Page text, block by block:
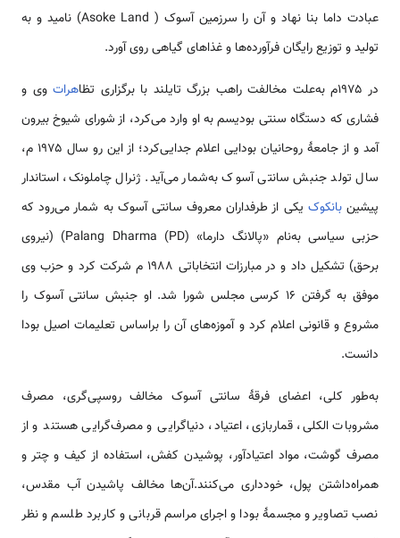
عبادت داما بنا نهاد و آن را سرزمین آسوک ( Asoke Land) نامید و به
تولید و توزیع رایگان فرآورده‌ها و غذاهای گیاهی روی آورد.
در ۱۹۷۵م به‌علت مخالفت راهب بزرگ تایلند با برگزاری تظا هراتوی و
فشاری که دستگاه سنتی بودیسم به او وارد می‌کرد، از شورای شیوخ بیرون
آمد و از جامعهٔ روحانیان بودایی اعلام جدایی‌کرد؛ از این رو سال ۱۹۷۵ م،
سال تولد جنبش سانتی آسوک به‌شمار می‌آید. ژنرال چاملونک، استاندار
پیشینبانکوک یکی از طرفداران معروف سانتی آسوک به شمار می‌رود که
حزبی سیاسی به‌نام «پالانگ دارما» Palang Dharma (PD)) (نیروی
برحق) تشکیل داد و در مبارزات انتخاباتی ۱۹۸۸ م شرکت کرد و حزب وی
موفق به گرفتن ۱۶ کرسی مجلس شورا شد. او جنبش سانتی آسوک را
مشروع و قانونی اعلام کرد و آموزه‌های آن را براساس تعلیمات اصیل بودا
دانست.
به‌طور کلی، اعضای فرقهٔ سانتی آسوک مخالف روسپی‌گری، مصرف
مشروبات الکلی، قماربازی، اعتیاد، دنیاگرایی و مصرف‌گرایی هستند و از
مصرف گوشت، مواد اعتیادآور، پوشیدن کفش، استفاده از کیف و چتر و
همراه‌داشتن پول، خودداری می‌کنند.آن‌ها مخالف پاشیدن آب مقدس،
نصب تصاویر و مجسمهٔ بودا و اجرای مراسم قربانی و کاربرد طلسم و نظر